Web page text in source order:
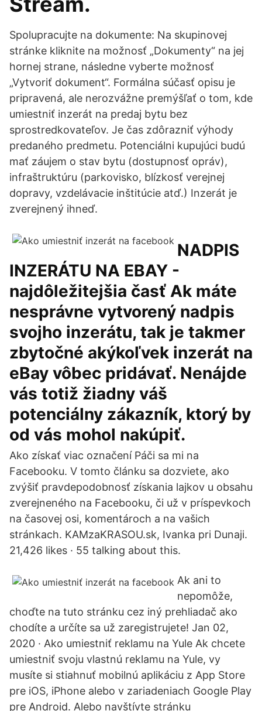
Spolupracujte na dokumente: Na skupinovej
stránke kliknite na možnosť „Dokumenty“ na jej
hornej strane, následne vyberte možnosť
„Vytvoriť dokument“. Formálna súčasť opisu je
pripravená, ale nerozvážne premýšľať o tom, kde
umiestniť inzerát na predaj bytu bez
sprostredkovateľov. Je čas zdôrazniť výhody
predaného predmetu. Potenciálni kupujúci budú
mať záujem o stav bytu (dostupnosť opráv),
infraštruktúru (parkovisko, blízkosť verejnej
dopravy, vzdelávacie inštitúcie atď.) Inzerát je
zverejnený ihneď.
NADPIS
INZERÁTU NA EBAY -
najdôležitejšia časť Ak máte
nesprávne vytvorený nadpis
svojho inzerátu, tak je takmer
zbytočné akýkoľvek inzerát na
eBay vôbec pridávať. Nenájde
vás totiž žiadny váš
potenciálny zákazník, ktorý by
od vás mohol nakúpiť.
Ako získať viac označení Páči sa mi na
Facebooku. V tomto článku sa dozviete, ako
zvýšiť pravdepodobnosť získania lajkov u obsahu
zverejneného na Facebooku, či už v príspevkoch
na časovej osi, komentároch a na vašich
stránkach. KAMzaKRASOU.sk, Ivanka pri Dunaji.
21,426 likes · 55 talking about this.
Ak ani to
nepomôže,
choďte na tuto stránku cez iný prehliadač ako
chodíte a určíte sa už zaregistrujete! Jan 02,
2020 · Ako umiestniť reklamu na Yule Ak chcete
umiestniť svoju vlastnú reklamu na Yule, vy
musíte si stiahnuť mobilnú aplikáciu z App Store
pre iOS, iPhone alebo v zariadeniach Google Play
pre Android. Alebo navštívte stránku